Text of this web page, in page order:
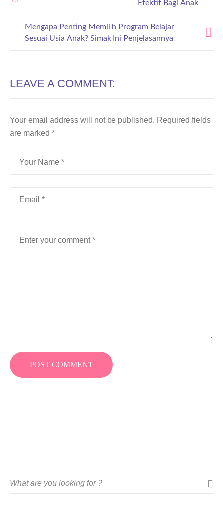
Mengapa Penting Memilih Program Belajar
Sesuai Usia Anak? Simak Ini Penjelasannya
Efektif Bagi Anak
LEAVE A COMMENT:
Your email address will not be published. Required fields
are marked *